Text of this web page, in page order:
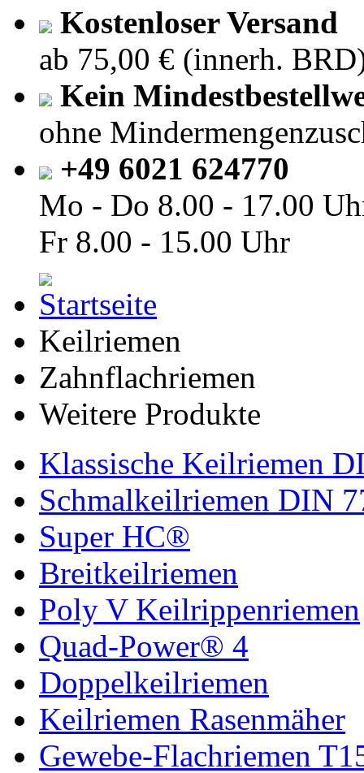
Kostenloser Versand
ab 75,00 € (innerh.
Kein
ohne
+49 6021 624770
Mo - Do 8.00 - 17.00
Fr 8.00 - 15.00 Uhr
Keilriemen
Zahnflachriemen
Weitere Produkte
Klassische Keilriemen
Schmalkeilriemen DIN
Super HC®
Breitkeilriemen
Poly V Keilrippenriemen
Quad-Power® 4
Doppelkeilriemen
Keilriemen Rasenmäher
Gewebe-Flachriemen